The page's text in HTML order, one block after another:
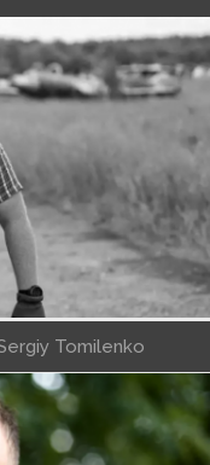
Tomilenko